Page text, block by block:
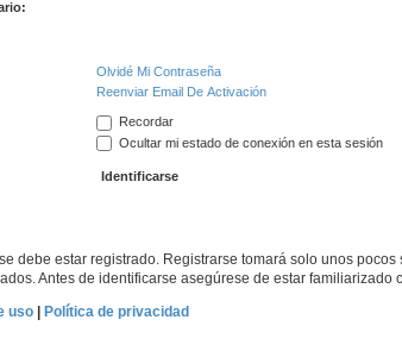
Olvidé Mi Contraseña
Reenviar Email De Activación
Recordar
Ocultar mi estado de conexión en esta sesión
debe estar registrado. Registrarse tomará solo unos
Antes de identificarse asegúrese de estar
uso | Política de privacidad